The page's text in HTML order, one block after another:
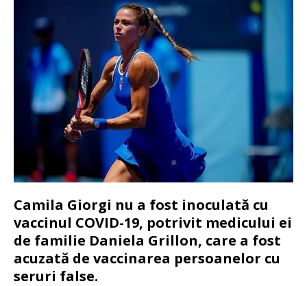
Camila Giorgi nu a fost inoculată cu
vaccinul COVID-19, potrivit medicului ei
de familie Daniela Grillon, care a fost
acuzată de vaccinarea persoanelor cu
seruri false.